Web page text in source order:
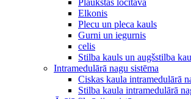
Elkonis
Plecu un pleca kauls
Gurni un iegurnis
celis
Stilba kauls un augšstilba
Intramedulārā nagu sistēma
Ciskas kaula intramedulārā
Stilba kaula intramedulārā